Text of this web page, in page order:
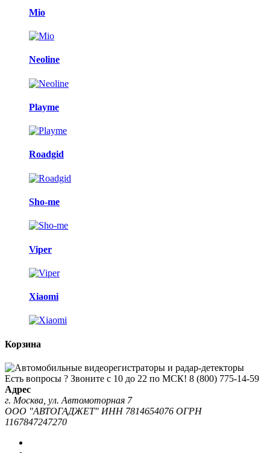
Mio
Neoline
Playme
Roadgid
Sho-me
Viper
Xiaomi
Корзина
Есть вопросы ? Звоните с 10 до 22 по МСК! 8 (800) 775-14-59
Адрес
г. Москва, ул. Автомоторная 7
ООО "АВТОГАДЖЕТ" ИНН 7814654076 ОГРН
1167847247270